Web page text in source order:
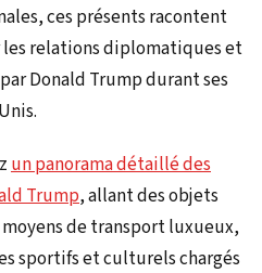
ces présents racontent
relations diplomatiques et
Donald Trump durant ses
un panorama détaillé des
Trump, allant des objets
de transport luxueux,
sportifs et culturels chargés